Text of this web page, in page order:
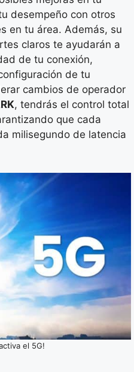
desempeño con otros
en tu área. Además, su
claros te ayudarán a
de tu conexión,
de tu
cambios de operador
, tendrás el control total
que cada
milisegundo de latencia
el 5G!